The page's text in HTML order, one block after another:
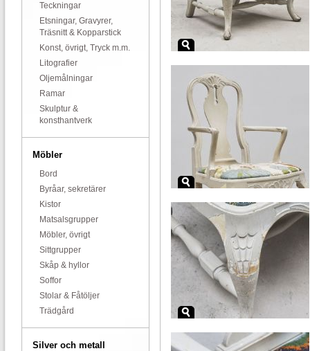
Teckningar
Etsningar, Gravyrer,
Träsnitt & Kopparstick
Konst, övrigt, Tryck m.m.
Litografier
Oljemålningar
Ramar
Skulptur &
konsthantverk
Möbler
Bord
Byråar, sekretärer
Kistor
Matsalsgrupper
Möbler, övrigt
Sittgrupper
Skåp & hyllor
Soffor
Stolar & Fåtöljer
Trädgård
Silver och metall